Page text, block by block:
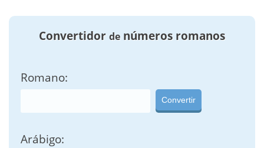
Convertidor de números romanos
Romano:
Convertir
Arábigo: